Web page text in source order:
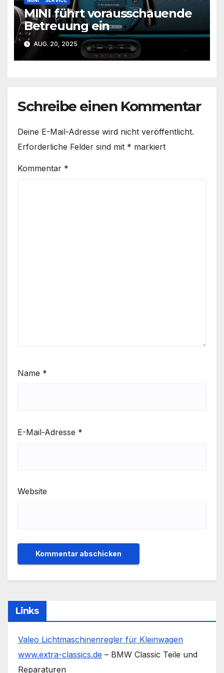
MINI führt vorausschauende
Betreuung ein
AUG. 20, 2025
Schreibe einen Kommentar
Deine E-Mail-Adresse wird nicht veröffentlicht.
Erforderliche Felder sind mit * markiert
Kommentar *
Name *
E-Mail-Adresse *
Website
Links
Valeo Lichtmaschinenregler für Kleinwagen
www.extra-classics.de – BMW Classic Teile und
Reparaturen